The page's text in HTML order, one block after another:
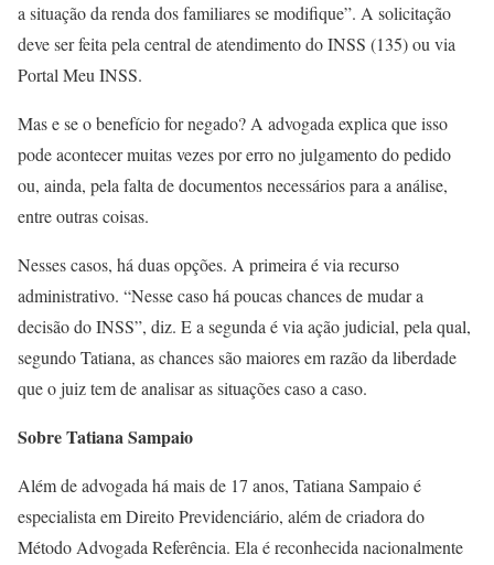
a situação da renda dos familiares se modifique”. A solicitação
deve ser feita pela central de atendimento do INSS (135) ou via
Portal Meu INSS.
Mas e se o benefício for negado? A advogada explica que isso
pode acontecer muitas vezes por erro no julgamento do pedido
ou, ainda, pela falta de documentos necessários para a análise,
entre outras coisas.
Nesses casos, há duas opções. A primeira é via recurso
administrativo. “Nesse caso há poucas chances de mudar a
decisão do INSS”, diz. E a segunda é via ação judicial, pela qual,
segundo Tatiana, as chances são maiores em razão da liberdade
que o juiz tem de analisar as situações caso a caso.
Sobre Tatiana Sampaio
Além de advogada há mais de 17 anos, Tatiana Sampaio é
especialista em Direito Previdenciário, além de criadora do
Método Advogada Referência. Ela é reconhecida nacionalmente